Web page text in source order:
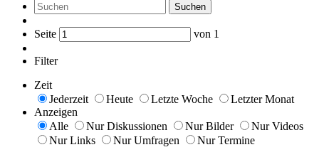
Suchen
Seite von 1
Filter
Zeit
Jederzeit
Heute Letzte Woche
Letzter Monat
Anzeigen
Alle
Nur Diskussionen Nur Bilder
Nur Videos
Nur Links
Nur Umfragen
Nur Termine